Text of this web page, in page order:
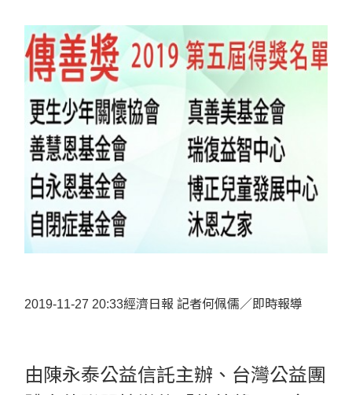
2019-11-27 20:33經濟日報 記者何佩儒／即時報導
由陳永泰公益信託主辦、台灣公益團